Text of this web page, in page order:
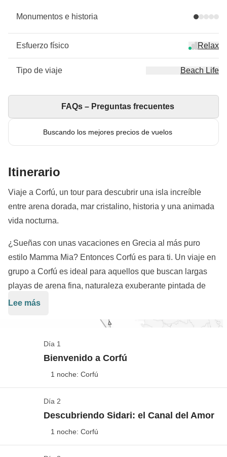
Monumentos e historia
Esfuerzo físico Relax
Tipo de viaje Beach Life
Buscando los mejores precios de vuelos
FAQs – Preguntas frecuentes
Itinerario
Viaje a Corfú, un tour para descubrir una isla increíble
entre arena dorada, mar cristalino, historia y una animada
vida nocturna.
¿Sueñas con unas vacaciones en Grecia al más puro
estilo Mamma Mia? Entonces Corfú es para ti. Un viaje en
grupo a Corfú es ideal para aquellos que buscan largas
playas de arena fina, naturaleza exuberante pintada de
olivos, pequeñas calas y pintorescos pueblos. Nuestro
entre excursiones y mar para descubrir lugares mágicos
como Paleokastritsa y la isla de Paxos, donde disfrutar del
relax y la naturaleza. Los mágicos rincones de Corfú harán
que nos enamoremos de este paraíso bañado por el mar
Lee más
Día 1
Bienvenido a Corfú
1 noche: Corfú
Check-in
en la tarifa del viaje, de este modo podrás decidir
Día 2
Descubriendo Sidari: el Canal del Amor
1 noche: Corfú